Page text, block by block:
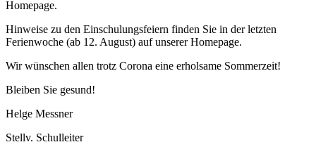
Homepage.
Hinweise zu den Einschulungsfeiern finden Sie in der letzten
Ferienwoche (ab 12. August) auf unserer Homepage.
Wir wünschen allen trotz Corona eine erholsame Sommerzeit!
Bleiben Sie gesund!
Helge Messner
Stellv. Schulleiter